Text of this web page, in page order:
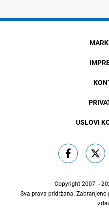
USLOVI
Copyright 2007. -
Sva prava pridržana.